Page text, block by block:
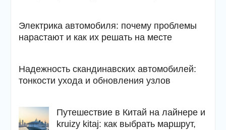
Электрика автомобиля: почему проблемы
нарастают и как их решать на месте
Надежность скандинавских автомобилей:
тонкости ухода и обновления узлов
Путешествие в Китай на лайнере и
kruizy kitaj: как выбрать маршрут,